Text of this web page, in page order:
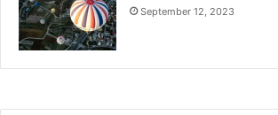
September 12, 2023